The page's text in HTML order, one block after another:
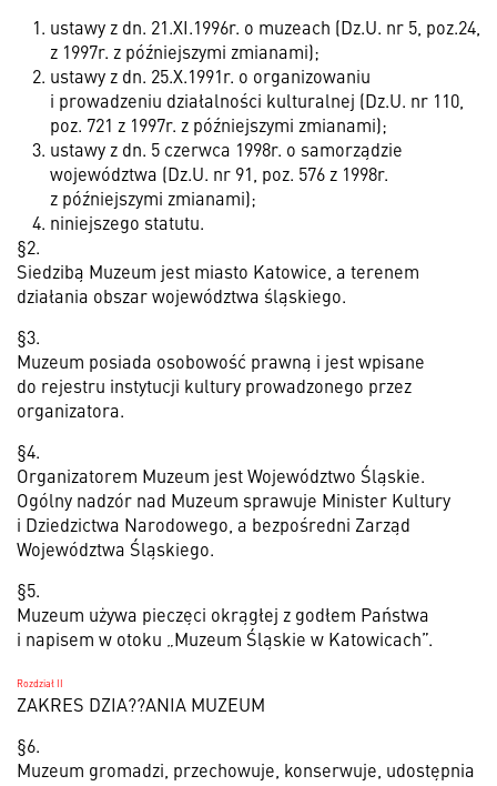
ustawy z dn. 21.XI.1996r. o muzeach (Dz.U. nr 5, poz.24,
z 1997r. z późniejszymi zmianami);
ustawy z dn. 25.X.1991r. o organizowaniu
i prowadzeniu działalności kulturalnej (Dz.U. nr 110,
poz. 721 z 1997r. z późniejszymi zmianami);
ustawy z dn. 5 czerwca 1998r. o samorządzie
województwa (Dz.U. nr 91, poz. 576 z 1998r.
z późniejszymi zmianami);
niniejszego statutu.
§2.
Siedzibą Muzeum jest miasto Katowice, a terenem
działania obszar województwa śląskiego.
§3.
Muzeum posiada osobowość prawną i jest wpisane
do rejestru instytucji kultury prowadzonego przez
organizatora.
§4.
Organizatorem Muzeum jest Województwo Śląskie.
Ogólny nadzór nad Muzeum sprawuje Minister Kultury
i Dziedzictwa Narodowego, a bezpośredni Zarząd
Województwa Śląskiego.
§5.
Muzeum używa pieczęci okrągłej z godłem Państwa
i napisem w otoku „Muzeum Śląskie w Katowicach”.
Rozdział II
ZAKRES DZIA??ANIA MUZEUM
§6.
Muzeum gromadzi, przechowuje, konserwuje, udostępnia